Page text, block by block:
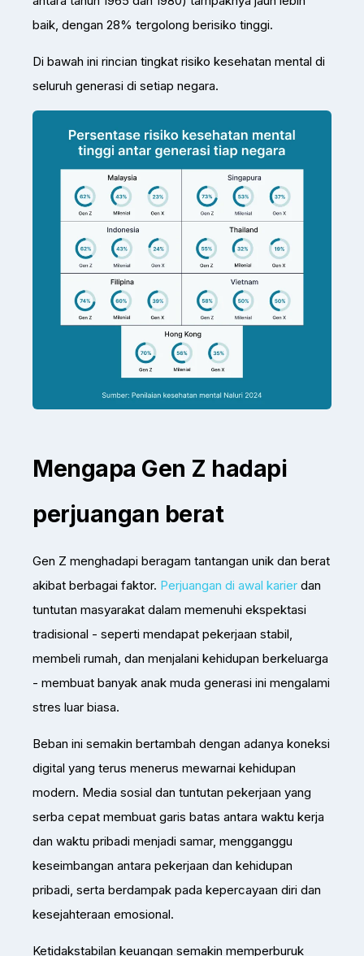
baik, dengan 28% tergolong berisiko tinggi.
Di bawah ini rincian tingkat risiko kesehatan mental di
seluruh generasi di setiap negara.
Mengapa Gen Z hadapi
perjuangan berat
Gen Z menghadapi beragam tantangan unik dan berat
akibat berbagai faktor. Perjuangan di awal karier dan
tuntutan masyarakat dalam memenuhi ekspektasi
tradisional - seperti mendapat pekerjaan stabil,
membeli rumah, dan menjalani kehidupan berkeluarga
- membuat banyak anak muda generasi ini mengalami
stres luar biasa.
Beban ini semakin bertambah dengan adanya koneksi
digital yang terus menerus mewarnai kehidupan
modern. Media sosial dan tuntutan pekerjaan yang
serba cepat membuat garis batas antara waktu kerja
dan waktu pribadi menjadi samar, mengganggu
keseimbangan antara pekerjaan dan kehidupan
pribadi, serta berdampak pada kepercayaan diri dan
kesejahteraan emosional.
Ketidakstabilan keuangan semakin memperburuk